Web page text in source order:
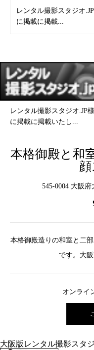
レンタル撮影スタジオ
に掲載に掲載...
レンタル撮影スタジオ.JP様
に掲載に掲載いたし...
本格御殿と和
545-0004 大阪
本格御殿造りの和室と二
です。大
オンライ
大阪版レンタル撮影スタ